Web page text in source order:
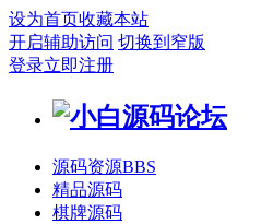
设为首页收藏本站
开启辅助访问 切换到窄版
登录立即注册
源码资源BBS
精品源码
棋牌源码